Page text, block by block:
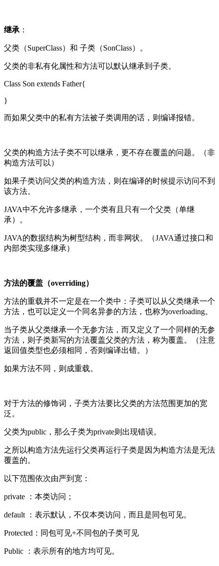
继承 ：
父类（SuperClass）和 子类（SonClass）。
父类的非私有化属性和方法可以默认继承到子类。
Class Son extends Father{
}
而如果父类中的私有方法被子类调用的话，则编译报错。
父类的构造方法子类不可以继承，更不存在覆盖的问题。（非
构造方法可以）
如果子类访问父类的构造方法，则在编译的时候提示访问不到
该方法。
JAVA中不允许多继承，一个类有且只有一个父类（单继
承）。
JAVA的数据结构为树型结构，而非网状。（JAVA通过接口和
内部类实现多继承）
方法的覆盖（overriding）
方法的重载并不一定是在一个类中：子类可以从父类继承一个
方法，也可以定义一个同名异参的方法，也称为overloading。
当子类从父类继承一个无参方法，而又定义了一个同样的无参
方法，则子类新写的方法覆盖父类的方法，称为覆盖。（注意
返回值类型也必须相同，否则编译出错。）
如果方法不同，则成重载。
对于方法的修饰词，子类方法要比父类的方法范围更加的宽
泛。
父类为public ，那么子类为private则出现错误。
之所以构造方法先运行父类再运行子类是因为构造方法是无法
覆盖的。
以下范围依次由严到宽：
private ：本类访问；
default ：表示默认，不仅本类访问，而且是同包可见。
Protected ：同包可见+不同包的子类可见
Public ：表示所有的地方均可见。